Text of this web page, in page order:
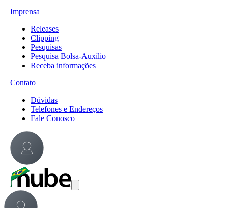
Imprensa
Releases
Clipping
Pesquisas
Pesquisa Bolsa-Auxílio
Receba informações
Contato
Dúvidas
Telefones e Endereços
Fale Conosco